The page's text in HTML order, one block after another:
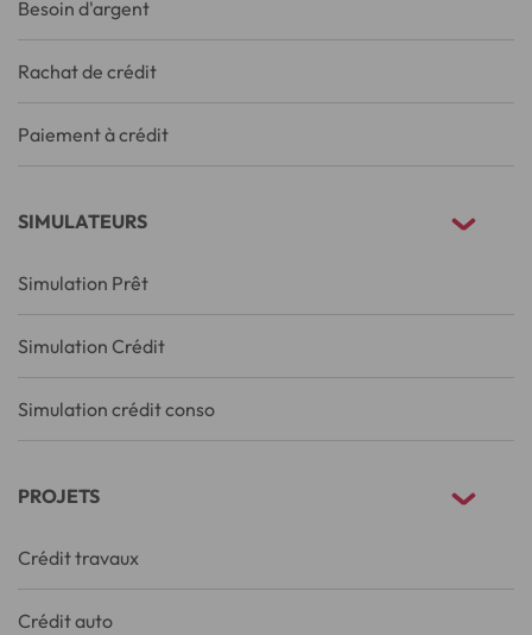
Besoin d'argent
Rachat de crédit
Paiement à crédit
SIMULATEURS
Simulation Prêt
Simulation Crédit
Simulation crédit conso
PROJETS
Crédit travaux
Crédit auto